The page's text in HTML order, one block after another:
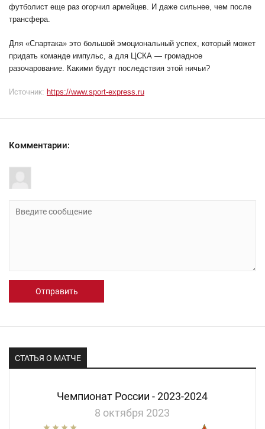
футболист еще раз огорчил армейцев. И даже сильнее, чем после
трансфера.
Для «Спартака» это большой эмоциональный успех, который может
придать команде импульс, а для ЦСКА — громадное
разочарование. Какими будут последствия этой ничьи?
Источник: https://www.sport-express.ru
Комментарии:
Отправить
СТАТЬЯ О МАТЧЕ
Чемпионат России - 2023-2024
8 октября 2023